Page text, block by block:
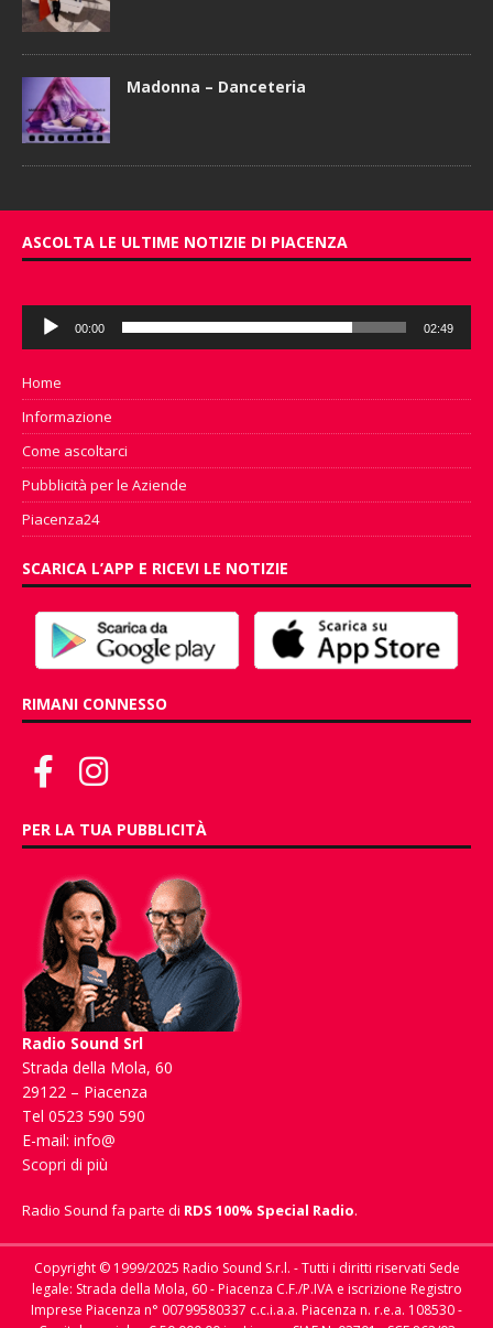
Madonna – Danceteria
ASCOLTA LE ULTIME NOTIZIE DI PIACENZA
Audio
Player
00:00 02:49
Home
Informazione
Come ascoltarci
Pubblicità per le Aziende
Piacenza24
SCARICA L’APP E RICEVI LE NOTIZIE
RIMANI CONNESSO
PER LA TUA PUBBLICITÀ
Radio Sound Srl
Strada della Mola, 60
29122 – Piacenza
Tel 0523 590 590
E-mail: info@
Scopri di più
Radio Sound fa parte di RDS 100% Special Radio.
Copyright © 1999/2025 Radio Sound S.r.l. - Tutti i diritti riservati Sede
legale: Strada della Mola, 60 - Piacenza C.F./P.IVA e iscrizione Registro
Imprese Piacenza n° 00799580337 c.c.i.a.a. Piacenza n. r.e.a. 108530 -